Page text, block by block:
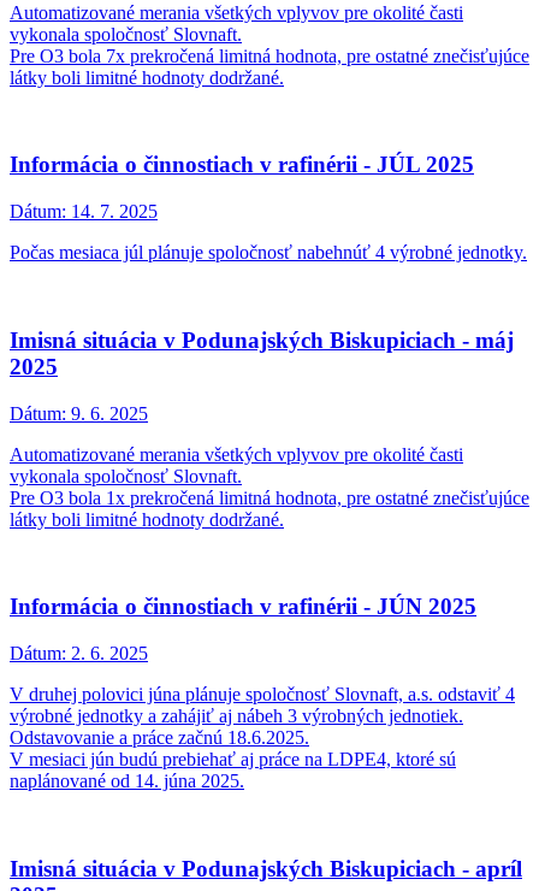
Automatizované merania všetkých vplyvov pre okolité časti
vykonala spoločnosť Slovnaft.
Pre O3 bola 7x prekročená limitná hodnota, pre ostatné znečisťujúce
látky boli limitné hodnoty dodržané.
Informácia o činnostiach v rafinérii - JÚL 2025
Dátum: 14. 7. 2025
Počas mesiaca júl plánuje spoločnosť nabehnúť 4 výrobné jednotky.
Imisná situácia v Podunajských Biskupiciach - máj
2025
Dátum: 9. 6. 2025
Automatizované merania všetkých vplyvov pre okolité časti
vykonala spoločnosť Slovnaft.
Pre O3 bola 1x prekročená limitná hodnota, pre ostatné znečisťujúce
látky boli limitné hodnoty dodržané.
Informácia o činnostiach v rafinérii - JÚN 2025
Dátum: 2. 6. 2025
V druhej polovici júna plánuje spoločnosť Slovnaft, a.s. odstaviť 4
výrobné jednotky a zahájiť aj nábeh 3 výrobných jednotiek.
Odstavovanie a práce začnú 18.6.2025.
V mesiaci jún budú prebiehať aj práce na LDPE4, ktoré sú
naplánované od 14. júna 2025.
Imisná situácia v Podunajských Biskupiciach - apríl